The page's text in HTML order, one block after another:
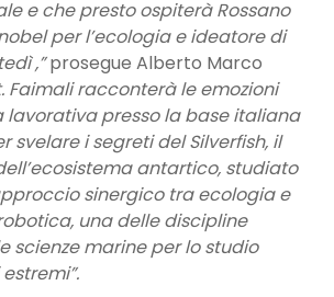
e che presto ospiterà Rossano
per l’ecologia e ideatore di
,”prosegue Alberto Marco
Faimali racconterà le emozioni
lavorativa presso la base italiana
svelare i segreti del Silverfish, il
antartico, studiato
sinergico tra ecologia e
una delle discipline
scienze marine per lo studio